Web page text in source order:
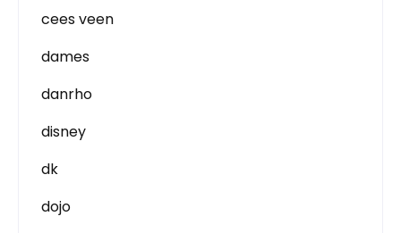
cees veen
dames
danrho
disney
dk
dojo